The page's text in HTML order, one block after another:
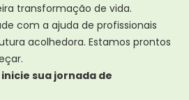
transformação de vida.
com a ajuda de profissionais
acolhedora. Estamos prontos
sua jornada de